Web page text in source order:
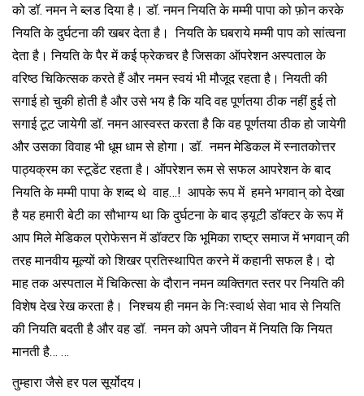
को डॉ. नमन ने ब्लड दिया है। डॉ. नमन नियति के मम्मी पापा को फ़ोन करके
नियति के दुर्घटना की खबर देता है। नियति के घबराये मम्मी पाप को सांत्वना
देता है। नियति के पैर में कई फ्रेकचर है जिसका ऑपरेशन अस्पताल के
वरिष्ठ चिकित्सक करते हैं और नमन स्वयं भी मौजूद रहता है। नियती की
सगाई हो चुकी होती है और उसे भय है कि यदि वह पूर्णतया ठीक नहीं हुई तो
सगाई टूट जायेगी डॉ. नमन आस्वस्त करता है कि वह पूर्णतया ठीक हो जायेगी
और उसका विवाह भी धूम धाम से होगा। डॉ. नमन मेडिकल में स्नातकोत्तर
पाठ्यक्रम का स्टूडेंट रहता है। ऑपरेशन रूम से सफल आपरेशन के बाद
नियति के मम्मी पापा के शब्द थे वाह…! आपके रूप में हमने भगवान् को देखा
है यह हमारी बेटी का सौभाग्य था कि दुर्घटना के बाद ड्यूटी डॉक्टर के रूप में
आप मिले मेडिकल प्रोफेसन में डॉक्टर कि भूमिका राष्ट्र समाज में भगवान् की
तरह मानवीय मूल्यों को शिखर प्रतिस्थापित करने में कहानी सफल है। दो
माह तक अस्पताल में चिकित्सा के दौरान नमन व्यक्तिगत स्तर पर नियति की
विशेष देख रेख करता है। निश्चय ही नमन के निःस्वार्थ सेवा भाव से नियति
की नियति बदती है और वह डॉ. नमन को अपने जीवन में नियति कि नियत
मानती है… …
तुम्हारा जैसे हर पल सूर्योदय।